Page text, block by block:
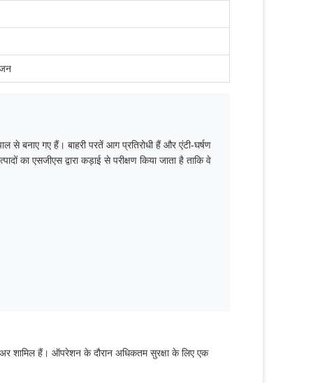
से बनाए गए हैं। बाहरी परतें आग प्रतिरोधी हैं और एंटी-घर्षण
का एसजीएस द्वारा कड़ाई से परीक्षण किया जाता है ताकि वे
शामिल हैं। ऑपरेशन के दौरान अधिकतम सुरक्षा के लिए एक